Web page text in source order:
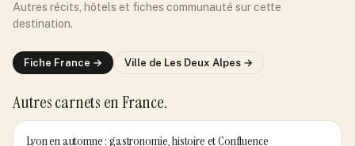
Autres récits, hôtels et fiches communauté sur cette
destination.
Fiche France → Ville de Les Deux Alpes →
Autres carnets en France.
Lyon en automne : gastronomie, histoire et Confluence